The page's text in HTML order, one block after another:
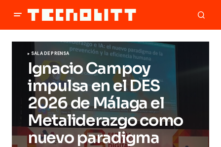
SALA DE PRENSA
Ignacio Campoy
impulsa en el DES
2026 de Málaga el
Metaliderazgo como
nuevo paradigma